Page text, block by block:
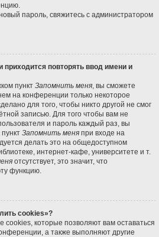
пароль, свяжитесь с администратором
приходится повторять ввод имени и
пункт Запомнить меня, вы сможете
на конференции только некоторое
для того, чтобы никто другой не смог
записью. Для того чтобы вам не
и пароль каждый раз, вы
Запомнить меня при входе на
делать это на общедоступном
интернет-кафе, университете и т.
отсутствует, это значит, что
функцию.
cookies»?
cookies, которые позволяют вам оставаться
а также выполняют другие